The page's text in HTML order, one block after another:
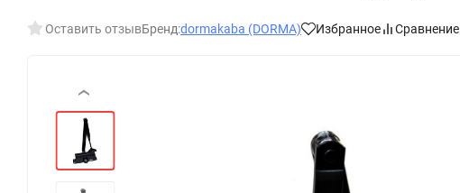
Оставить отзывБренд:dormakaba (DORMA) Избранное Сравнение
‹